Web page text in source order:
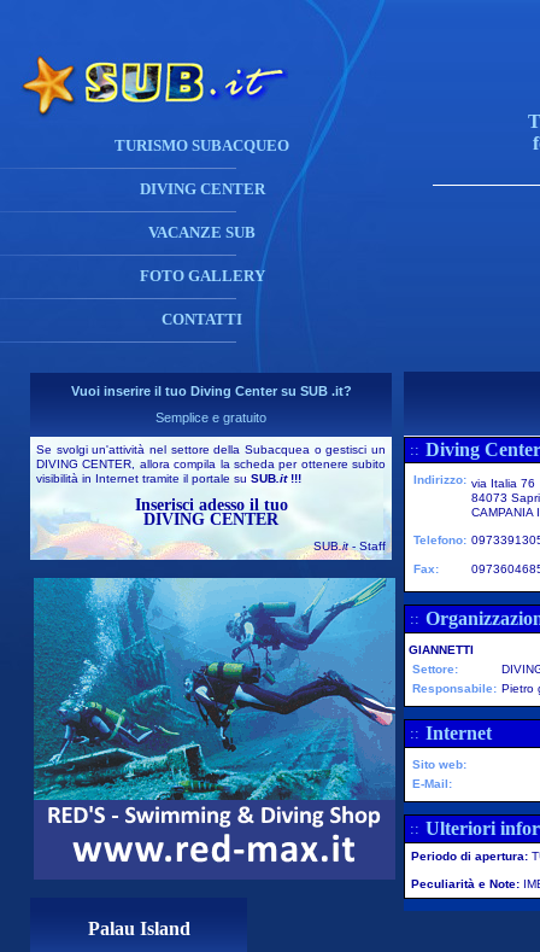
TURISMO SUBACQUEO
DIVING CENTER
VACANZE SUB
FOTO GALLERY
CONTATTI
Vuoi inserire il tuo Diving Center su SUB .it?
Semplice e gratuito
Se svolgi un'attività nel settore della Subacquea o gestisci un
DIVING CENTER, allora compila la scheda per ottenere subito
visibilità in Internet tramite il portale su SUB .it!!!
Inserisci adesso il tuo
DIVING CENTER
SUB.it- Staff
Palau Island
:: Diving
Indirizzo: via Italia 76
84073
CAMPANIA
Telefono:
Fax:
::
GIANNETTI
Settore:
Responsabile: Pietro
:: Internet
Sito web:
E-Mail:
:: Ulteriori
Periodo di apertura:
Peculiarità e Note: